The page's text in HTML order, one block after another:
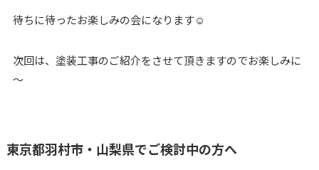
待ちに待ったお楽しみの会になります☺
次回は、塗装工事のご紹介をさせて頂きますのでお楽しみに
～
東京都羽村市・山梨県でご検討中の方へ